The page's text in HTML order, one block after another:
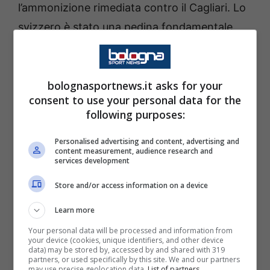
l’ammonizione rimediata contro il Cagliari. Lo
svizzero è stato una pedina fondamentale
nello scacchiere di Italiano e il
trovare la giusta soluzione per sostituirlo in
mediana.
Buone notizie, invece, sulle fasce:
torna a disposizione dopo aver smaltito
l’infortunio muscolare che lo ha tenuto fuori
nelle ultime settimane. Il terzino svedese ha
dare il suo contributo. Recupero completato
anche perEstanis Pedrola, che dopo un
lungo stop è finalmente arruolabile e
bolognasportnews.it asks for your
consent to use your personal data for the
following purposes:
Personalised advertising and content, advertising and
content measurement, audience research and
services development
Store and/or access information on a device
Learn more
Your personal data will be processed and information from
your device (cookies, unique identifiers, and other device
data) may be stored by, accessed by and shared with 319
partners, or used specifically by this site. We and our partners